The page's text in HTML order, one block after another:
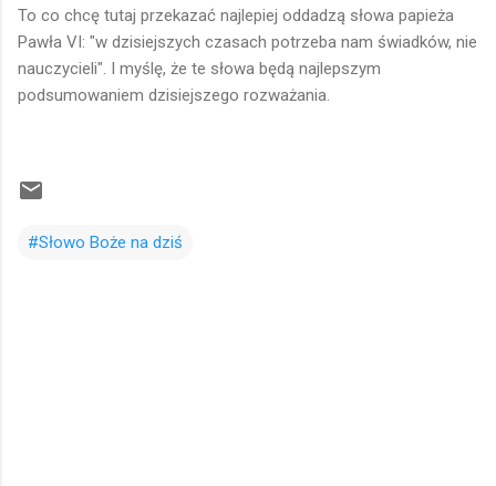
To co chcę tutaj przekazać najlepiej oddadzą słowa papieża
Pawła VI: "w dzisiejszych czasach potrzeba nam świadków, nie
nauczycieli". I myślę, że te słowa będą najlepszym
podsumowaniem dzisiejszego rozważania.
#Słowo Boże na dziś